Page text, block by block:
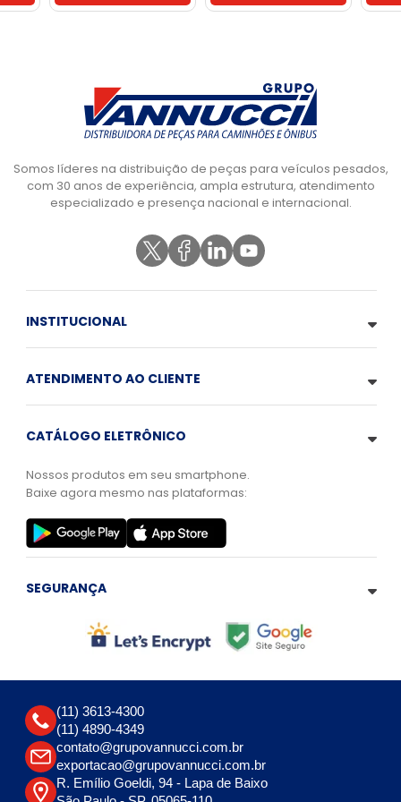
Somos líderes na distribuição de peças para veículos pesados,
com 30 anos de experiência, ampla estrutura, atendimento
especializado e presença nacional e internacional.
INSTITUCIONAL
ATENDIMENTO AO CLIENTE
CATÁLOGO ELETRÔNICO
Nossos produtos em seu smartphone.
Baixe agora mesmo nas plataformas:
SEGURANÇA
(11) 3613-4300
(11) 4890-4349
contato@grupovannucci.com.br
exportacao@grupovannucci.com.br
R. Emílio Goeldi, 94 - Lapa de Baixo